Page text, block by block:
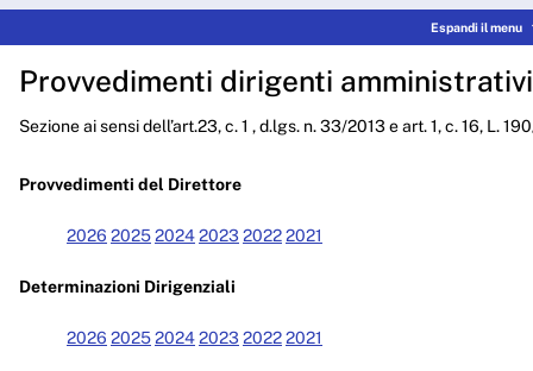
Consulenti e collaboratori
Personale
Bandi di concorso
Performance
Enti controllati
Attività e procedimenti
Espandi il menu
Provvedimenti dirigenti amministrativi
Sezione ai sensi dell’art.23, c. 1 , d.lgs. n. 33/2013 e art. 1, c. 16, L.
Provvedimenti del Direttore
2026 202520242023 20222021
Determinazioni Dirigenziali
2026 202520242023 20222021